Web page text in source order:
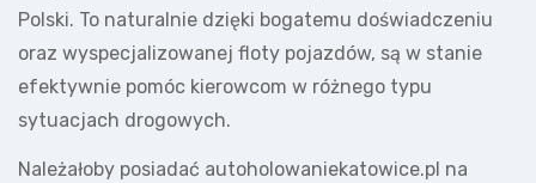
Polski. To naturalnie dzięki bogatemu doświadczeniu
oraz wyspecjalizowanej floty pojazdów, są w stanie
efektywnie pomóc kierowcom w różnego typu
sytuacjach drogowych.
Należałoby posiadać autoholowaniekatowice.pl na